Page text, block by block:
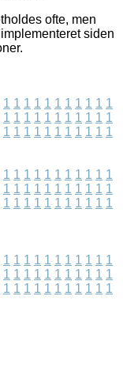
ofte, men
siden
1 1 1 1 1 1 1 1 1 1 1
1 1 1 1 1 1 1 1 1 1 1
1 1 1 1 1 1 1 1 1 1 1
1 1 1 1 1 1 1 1 1 1 1
1 1 1 1 1 1 1 1 1 1 1
1 1 1 1 1 1 1 1 1 1 1
1 1 1 1 1 1 1 1 1 1 1
1 1 1 1 1 1 1 1 1 1 1
1 1 1 1 1 1 1 1 1 1 1